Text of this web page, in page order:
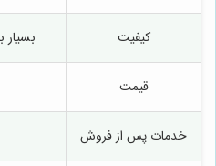
کیفیت بسیار
قیمت
خدمات پس از فروش